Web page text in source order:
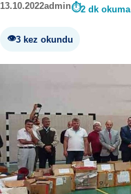
13.10.2022admin 2 dk okuma
3 kez okundu